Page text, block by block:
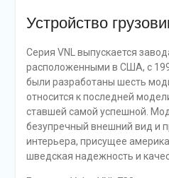
Устройство
Серия VNL выпускается
расположенными в США, с
были разработаны шесть
относится к последней
ставшей самой успешной.
безупречный внешний вид и
интерьера, присущее
шведская надежность и